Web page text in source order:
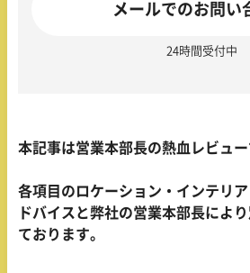
メールでのお問い
24時間受付中
本記事は営業本部長の熱血レビュー
各項目のロケーション・インテリ
ドバイスと弊社の営業本部長によ
ております。